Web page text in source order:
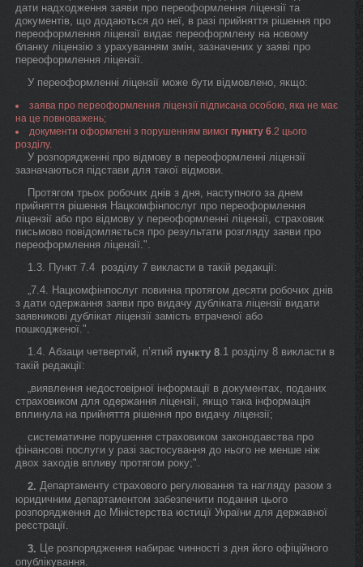
дати надходження заяви про переоформлення ліцензії та
документів, що додаються до неї, в разі прийняття рішення про
переоформлення ліцензії видає переоформлену на новому
бланку ліцензію з урахуванням змін, зазначених у заяві про
переоформлення ліцензії.
У переоформленні ліцензії може бути відмовлено, якщо:
заява про переоформлення ліцензії підписана особою, яка не має
на це повноважень;
документи оформлені з порушенням вимог пункту 6.2 цього
розділу.
У розпорядженні про відмову в переоформленні ліцензії
зазначаються підстави для такої відмови.
Протягом трьох робочих днів з дня, наступного за днем
прийняття рішення Нацкомфінпослуг про переоформлення
ліцензії або про відмову у переоформленні ліцензії, страховик
письмово повідомляється про результати розгляду заяви про
переоформлення ліцензії.".
1.3. Пункт 7.4 розділу 7 викласти в такій редакції:
„7.4. Нацкомфінпослуг повинна протягом десяти робочих днів
з дати одержання заяви про видачу дубліката ліцензії видати
заявникові дублікат ліцензії замість втраченої або
пошкодженої.".
1.4. Абзаци четвертий, п’ятий пункту 8.1 розділу 8 викласти в
такій редакції:
„виявлення недостовірної інформації в документах, поданих
страховиком для одержання ліцензії, якщо така інформація
вплинула на прийняття рішення про видачу ліцензії;
систематичне порушення страховиком законодавства про
фінансові послуги у разі застосування до нього не менше ніж
двох заходів впливу протягом року;".
2. Департаменту страхового регулювання та нагляду разом з
юридичним департаментом забезпечити подання цього
розпорядження до Міністерства юстиції України для державної
реєстрації.
3. Це розпорядження набирає чинності з дня його офіційного
опублікування.